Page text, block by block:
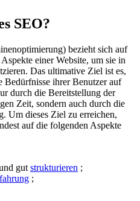
SEO?
bezieht sich auf
einer Website, um sie in
Das ultimative Ziel ist es,
Bedürfnisse ihrer Benutzer auf
durch die Bereitstellung der
Zeit, sondern auch durch die
Um dieses Ziel zu erreichen,
auf die folgenden Aspekte
gut strukturieren ;
;